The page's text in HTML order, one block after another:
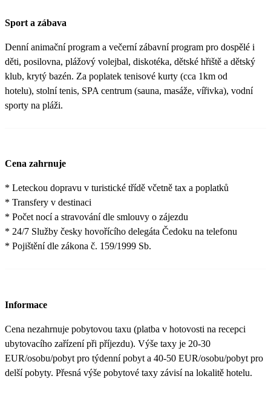
Sport a zábava
Denní animační program a večerní zábavní program pro dospělé i
děti, posilovna, plážový volejbal, diskotéka, dětské hřiště a dětský
klub, krytý bazén. Za poplatek tenisové kurty (cca 1km od
hotelu), stolní tenis, SPA centrum (sauna, masáže, vířivka), vodní
sporty na pláži.
Cena zahrnuje
* Leteckou dopravu v turistické třídě včetně tax a poplatků
* Transfery v destinaci
* Počet nocí a stravování dle smlouvy o zájezdu
* 24/7 Služby česky hovořícího delegáta Čedoku na telefonu
* Pojištění dle zákona č. 159/1999 Sb.
Informace
Cena nezahrnuje pobytovou taxu (platba v hotovosti na recepci
ubytovacího zařízení při příjezdu). Výše taxy je 20-30
EUR/osobu/pobyt pro týdenní pobyt a 40-50 EUR/osobu/pobyt pro
delší pobyty. Přesná výše pobytové taxy závisí na lokalitě hotelu.